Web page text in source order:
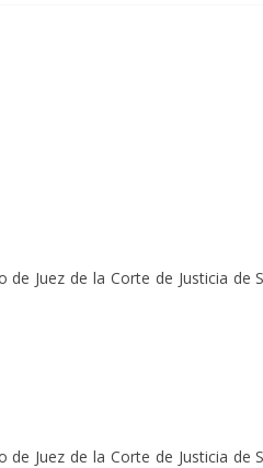
de la Corte de Justicia de
de la Corte de Justicia de